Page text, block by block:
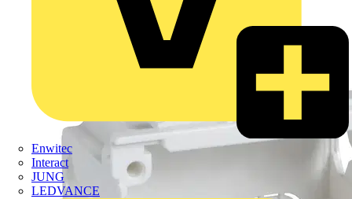
Enwitec
Interact
JUNG
LEDVANCE
Zurück zu Produkte